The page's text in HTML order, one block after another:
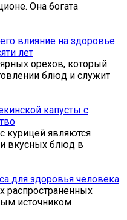
Она богата
влияние на здоровье
лет
орехов, который
блюд и служит
капусты с
курицей являются
вкусных блюд в
для здоровья человека
распространенных
источником